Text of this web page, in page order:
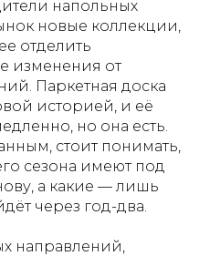
напольных
новые коллекции,
отделить
изменения от
Паркетная доска
историей, и её
но она есть.
стоит понимать,
сезона имеют под
а какие — лишь
через год-два.
направлений,